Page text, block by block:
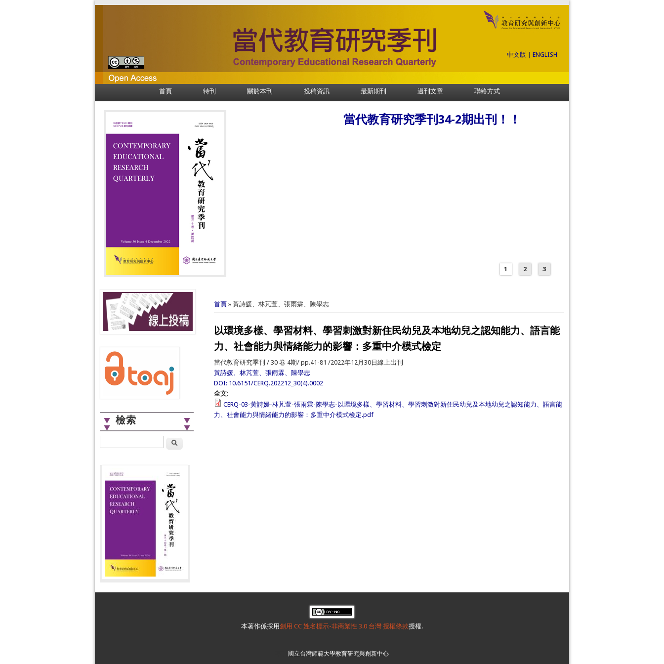
中文版 ENGLISH
首頁 特刊 關於本刊 投稿資訊 最新期刊 過刊文章 聯絡方式
當代教育研究季刊34-2期出刊！！
1 2 3
您在這裡
首頁 » 黃詩媛、林芃萱、張雨霖、陳學志
以環境多樣、學習材料、學習刺激對新住民幼兒及本地幼兒之認知能力、語言能
力、社會能力與情緒能力的影響：多重中介模式檢定
當代教育研究季刊 / 30 卷 4期/ pp.41-81 /2022年12月30日線上出刊
黃詩媛、林芃萱、張雨霖、陳學志
DOI: 10.6151/CERQ.202212_30(4).0002
全文:
CERQ-03-黃詩媛-林芃萱-張雨霖-陳學志-以環境多樣、學習材料、學習刺激對新住民幼兒及本地幼兒之認知能力、語言能
力、社會能力與情緒能力的影響：多重中介模式檢定.pdf
檢索
搜尋
本著作係採用創用 CC 姓名標示-非商業性 3.0 台灣 授權條款授權.
國立台灣師範大學教育研究與創新中心